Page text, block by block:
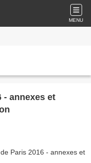
MENU
- annexes et